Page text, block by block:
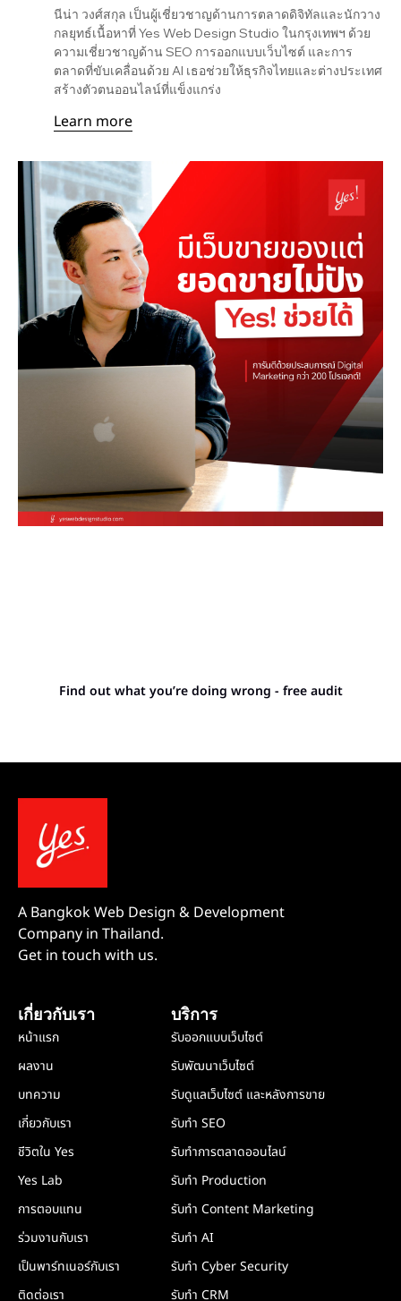
นีน่า วงศ์สกุล เป็นผู้เชี่ยวชาญด้านการตลาดดิจิทัลและนักวาง
กลยุทธ์เนื้อหาที่ Yes Web Design Studio ในกรุงเทพฯ ด้วย
ความเชี่ยวชาญด้าน SEO การออกแบบเว็บไซต์ และการ
ตลาดที่ขับเคลื่อนด้วย AI เธอช่วยให้ธุรกิจไทยและต่างประเทศ
สร้างตัวตนออนไลน์ที่แข็งแกร่ง
Learn more
Find out what you’re doing wrong - free audit
A Bangkok Web Design & Development
Company in Thailand.
Get in touch with us.
เกี่ยวกับเรา
หน้าแรก
ผลงาน
บทความ
เกี่ยวกับเรา
ชีวิตใน Yes
Yes Lab
การตอบแทน
ร่วมงานกับเรา
เป็นพาร์ทเนอร์กับเรา
ติดต่อเรา
บริการ
รับออกแบบเว็บไซต์
รับพัฒนาเว็บไซต์
รับดูแลเว็บไซต์ และหลังการขาย
รับทำ SEO
รับทำการตลาดออนไลน์
รับทำ Production
รับทำ Content Marketing
รับทำ AI
รับทำ Cyber Security
รับทำ CRM